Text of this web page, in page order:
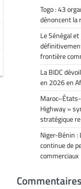
Togo : 43
dénoncent la
Le Sénégal
frontière
La BIDC
en 2026 en
Maroc–États-
Highway »
stratégique
Niger-Bénin
continue de
commerciaux